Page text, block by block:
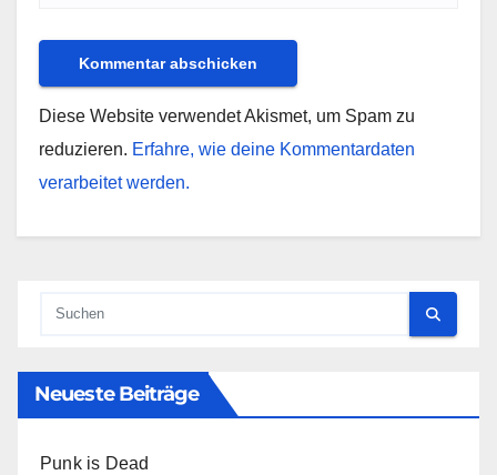
Diese Website verwendet Akismet, um Spam zu
reduzieren. Erfahre, wie deine Kommentardaten
verarbeitet werden.
Neueste Beiträge
Punk is Dead